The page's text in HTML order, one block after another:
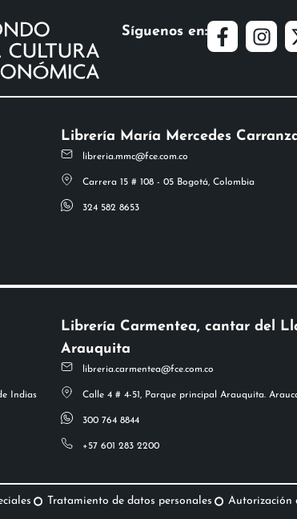
Síguenos en:
Librería María Mercedes
libreria.mmc@fce.com.co
Carrera 15 # 108 - 05 Bogotá, Colombia
324 582 8653
Indias
Librería Carmentea, cantar del
Arauquita
libreria.carmentea@fce.com.co
Calle 4 # 4-51, Parque principal Arauquita.
300 764 8844
+57 601 283 2200
Tratamiento de datos personales Autorización